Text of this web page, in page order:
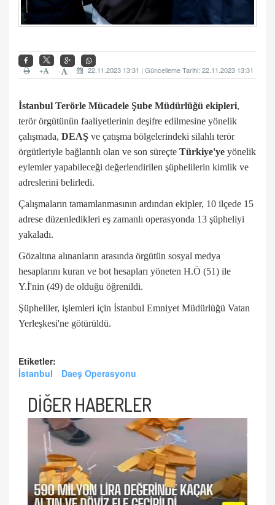
22.11.2023 13:31 | Güncelleme Tarihi: 22.11.2023 13:31
-
+
İstanbul Terörle Mücadele Şube Müdürlüğü ekipleri,
terör örgütünün faaliyetlerinin deşifre edilmesine yönelik
çalışmada, DEAŞ ve çatışma bölgelerindeki silahlı terör
örgütleriyle bağlantılı olan ve son süreçte Türkiye'ye yönelik
eylemler yapabileceği değerlendirilen şüphelilerin kimlik ve
adreslerini belirledi.
Çalışmaların tamamlanmasının ardından ekipler, 10 ilçede 15
adrese düzenledikleri eş zamanlı operasyonda 13 şüpheliyi
yakaladı.
Gözaltına alınanların arasında örgütün sosyal medya
hesaplarını kuran ve bot hesapları yöneten H.Ö (51) ile
Y.İ'nin (49) de olduğu öğrenildi.
Şüpheliler, işlemleri için İstanbul Emniyet Müdürlüğü Vatan
Yerleşkesi'ne götürüldü.
Etiketler:
İstanbul
Daeş Operasyonu
DİĞER HABERLER